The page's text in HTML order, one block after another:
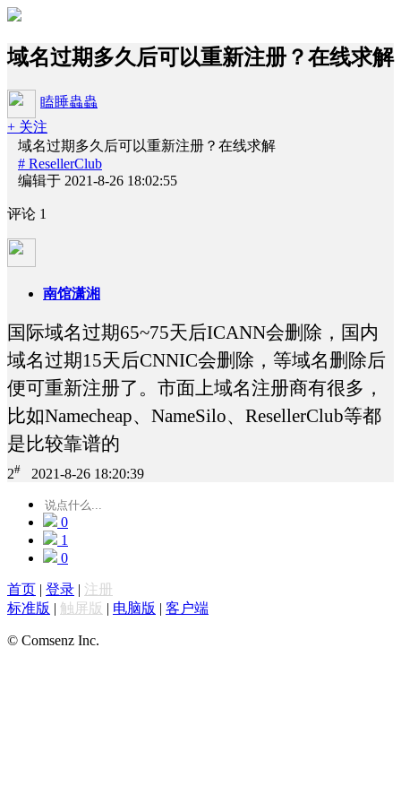
域名过期多久后可以重新注册？在线求解
瞌睡蟲蟲
+ 关注
域名过期多久后可以重新注册？在线求解
# ResellerClub
编辑于 2021-8-26 18:02:55
评论 1
南馆潇湘
国际域名过期65~75天后ICANN会删除，国内
域名过期15天后CNNIC会删除，等域名删除后
便可重新注册了。市面上域名注册商有很多，
比如Namecheap、NameSilo、ResellerClub等都
是比较靠谱的
2# 2021-8-26 18:20:39
0
1
0
首页 | 登录 | 注册
标准版 | 触屏版 | 电脑版 | 客户端
© Comsenz Inc.